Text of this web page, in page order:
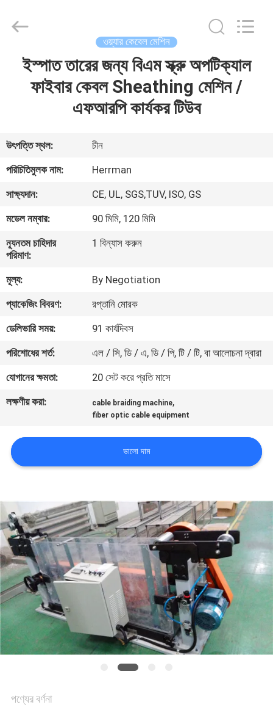
বাড়ি
আমাদের
সম্পর্কে
কারখানা
ভ্রমণ
নিয়ন্ত্রণ
যোগাযোগ
করুন
খবর
জন্য
আবেদন
সাইট
ম্যাপ
PRIVACY
POLICY
Rights
Reserved.
ওয়্যার কেবেল মেশিন
ইস্পাত তারের জন্য বিএম স্ক্রু অপটিক্যাল
ফাইবার কেবল Sheathing মেশিন /
এফআরপি কার্যকর টিউব
উৎপত্তি স্থল:
চীন
পরিচিতিমুলক নাম:
Herrman
সাক্ষ্যদান:
CE, UL, SGS,TUV, ISO, GS
মডেল নম্বার:
90 মিমি, 120 মিমি
ন্যূনতম চাহিদার
পরিমাণ:
1 বিন্যাস করুন
মূল্য:
By Negotiation
প্যাকেজিং বিবরণ:
রপ্তানি মোরক
ডেলিভারি সময়:
91 কার্যদিবস
পরিশোধের শর্ত:
এল / সি, ডি / এ, ডি / পি, টি / টি, বা আলোচনা দ্বারা
যোগানের ক্ষমতা:
20 সেট করে প্রতি মাসে
লক্ষণীয় করা:
cable braiding machine,
fiber optic cable equipment
ভালো দাম
পণ্যের বর্ণনা